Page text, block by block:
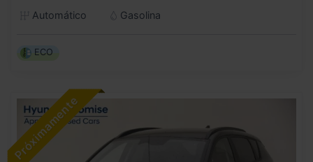
Automático
Gasolina
ECO